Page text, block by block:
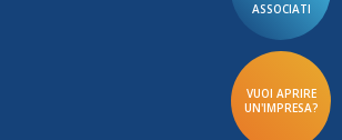
ASSOCIATI
VUOI APRIRE
UN'IMPRESA?